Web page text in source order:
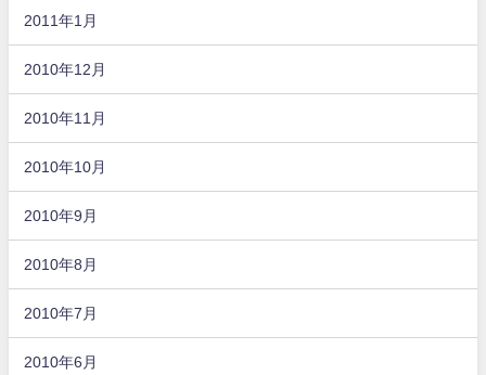
2011年1月
2010年12月
2010年11月
2010年10月
2010年9月
2010年8月
2010年7月
2010年6月